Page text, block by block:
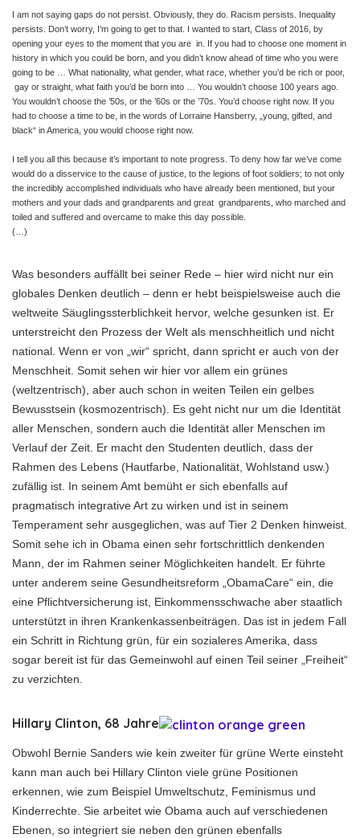
I am not saying gaps do not persist. Obviously, they do. Racism persists. Inequality
persists. Don’t worry,
I’m going to get to that. I wanted to start, Class of 2016, by
opening your eyes to the moment that you are in. If you had to choose one moment in
history in which you could be born, and you didn’t know ahead of time who you were
going to be … What nationality, what gender, what race, whether you’d be rich or poor,
gay or straight, what faith you’d be born into … You wouldn’t choose 100 years ago.
You wouldn’t choose the ’50s, or the ’60s or the ’70s. You’d choose right now. If you
had to choose a time to be, in the words of
Lorraine Hansberry, „young, gifted, and
black“ in America, you would choose right now.
I tell you all this because it’s important to note progress. To deny how far we’ve come
would do a disservice to the cause of justice, to the legions of foot soldiers; to not only
the incredibly accomplished individuals who have already been mentioned, but your
mothers and your dads and grandparents and great grandparents, who marched and
toiled and suffered and overcame to make this day possible.
(…)
Was besonders auffällt bei seiner Rede – hier wird nicht nur ein
globales Denken deutlich – denn er hebt beispielsweise auch die
weltweite Säuglingssterblichkeit hervor, welche gesunken ist. Er
unterstreicht den Prozess der Welt als menschheitlich und nicht
national. Wenn er von „wir“ spricht, dann spricht er auch von der
Menschheit. Somit sehen wir hier vor allem ein grünes
(weltzentrisch), aber auch schon in weiten Teilen ein gelbes
Bewusstsein (kosmozentrisch). Es geht nicht nur um die Identität
aller Menschen, sondern auch die Identität aller Menschen im
Verlauf der Zeit. Er macht den Studenten deutlich, dass der
Rahmen des Lebens (Hautfarbe, Nationalität, Wohlstand usw.)
zufällig ist. In seinem Amt bemüht er sich ebenfalls auf
pragmatisch integrative Art zu wirken und ist in seinem
Temperament sehr ausgeglichen, was auf Tier 2 Denken hinweist.
Somit sehe ich in Obama einen sehr fortschrittlich denkenden
Mann, der im Rahmen seiner Möglichkeiten handelt. Er führte
unter anderem seine Gesundheitsreform „ObamaCare“ ein, die
eine Pflichtversicherung ist, Einkommensschwache aber staatlich
unterstützt in ihren Krankenkassenbeiträgen. Das ist in jedem Fall
ein Schritt in Richtung grün, für ein sozialeres Amerika, dass
sogar bereit ist für das Gemeinwohl auf einen Teil seiner „Freiheit“
zu verzichten.
Hillary Clinton, 68 Jahre
Obwohl Bernie Sanders wie kein zweiter für grüne Werte einsteht
kann man auch bei Hillary Clinton viele grüne Positionen
erkennen, wie zum Beispiel Umweltschutz, Feminismus und
Kinderrechte. Sie arbeitet wie Obama auch auf verschiedenen
Ebenen, so integriert sie neben den grünen ebenfalls